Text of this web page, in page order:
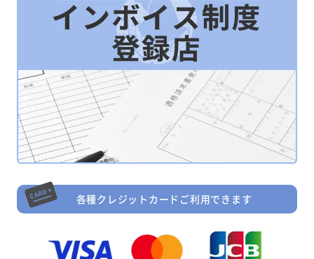
各種クレジットカードご利用できます